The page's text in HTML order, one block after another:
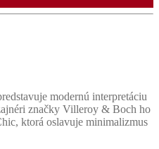
modernú interpretáciu
značky Villeroy & Boch ho
ktorá oslavuje minimalizmus